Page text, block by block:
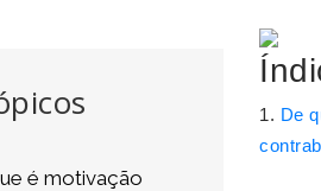
é motivação
De